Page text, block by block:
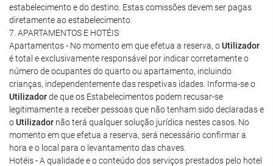
estabelecimento e do destino. Estas comissões devem ser pagas
diretamente ao estabelecimento.
7. APARTAMENTOS E HOTÉIS
Apartamentos - No momento em que efetua a reserva, oUtilizador
é total e exclusivamente responsável por indicar corretamente o
número de ocupantes do quarto ou apartamento, incluindo
crianças, independentemente das respetivas idades. Informa-se o
Utilizadorde que os Estabelecimentos podem recusar-se
legitimamente a receber pessoas que não tenham sido declaradas e
oUtilizador não terá qualquer solução jurídica nestes casos. No
momento em que efetua a reserva, será necessário confirmar a
hora e o local para o levantamento das chaves.
Hotéis - A qualidade e o conteúdo dos serviços prestados pelo hotel